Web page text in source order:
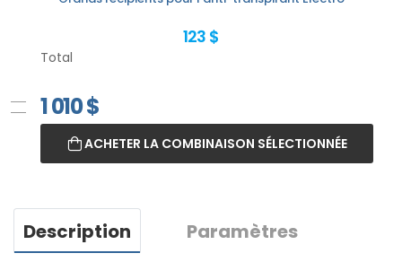
123 $
Total
1 010$
ACHETER LA COMBINAISON SÉLECTIONNÉE
Description
Paramètres